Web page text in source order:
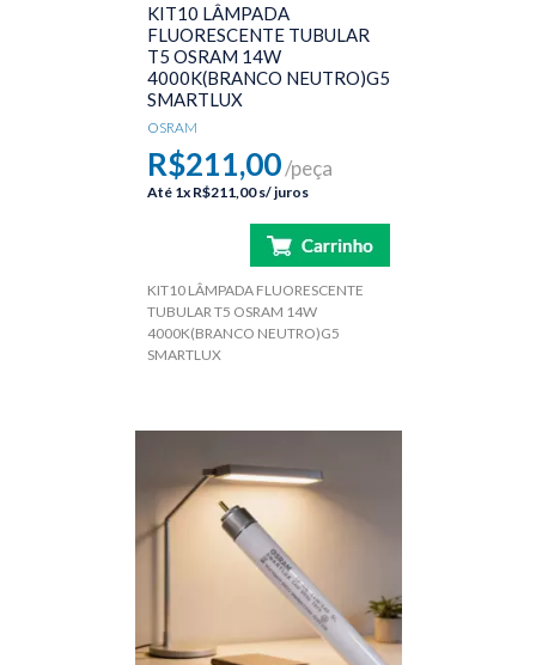
KIT10 LÂMPADA
FLUORESCENTE TUBULAR
T5 OSRAM 14W
4000K(BRANCO NEUTRO)G5
SMARTLUX
OSRAM
R$211,00/peça
Até 1x R$211,00s/ juros
KIT10 LÂMPADA FLUORESCENTE
TUBULAR T5 OSRAM 14W
4000K(BRANCO NEUTRO)G5
SMARTLUX